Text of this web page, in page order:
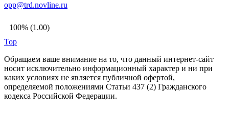
opp@trd.novline.ru
100% (1.00)
Top
Обращаем ваше внимание на то, что данный интернет-сайт
носит исключительно информационный характер и ни при
каких условиях не является публичной офертой,
определяемой положениями Статьи 437 (2) Гражданского
кодекса Российской Федерации.